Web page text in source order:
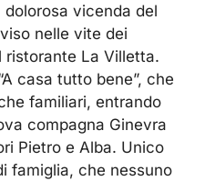
vicenda del
nelle vite dei
ristorante La Villetta.
casa tutto bene”, che
familiari, entrando
compagna Ginevra
Pietro e Alba. Unico
famiglia, che nessuno